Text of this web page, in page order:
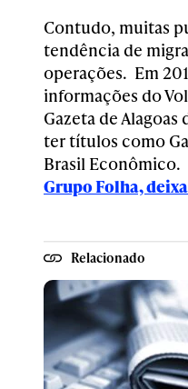
Contudo, muitas
tendência de
operações. Em
informações do
Gazeta de
ter títulos como
Brasil
Grupo Folha,
Relacionado